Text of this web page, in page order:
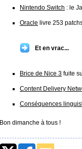
Nintendo Switch : le
Oracle livre 253
Et en vrac...
Brice de Nice 3 fuite
Content Delivery
Conséquences
Bon dimanche à tous !